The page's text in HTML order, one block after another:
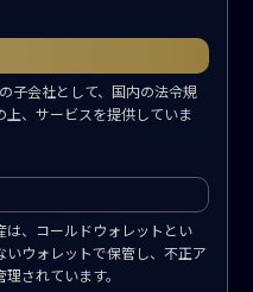
子会社として、国内の法令規
、サービスを提供していま
、コールドウォレットとい
ウォレットで保管し、不正ア
されています。